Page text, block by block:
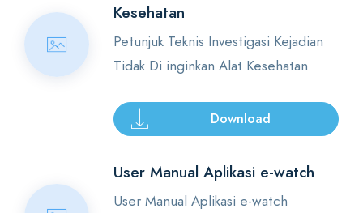
Kesehatan
Petunjuk Teknis Investigasi Kejadian
Tidak Di inginkan Alat Kesehatan
Download
User Manual Aplikasi e-watch
User Manual Aplikasi e-watch